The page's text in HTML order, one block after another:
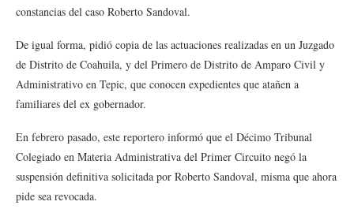
constancias del caso Roberto Sandoval.
De igual forma, pidió copia de las actuaciones realizadas en un Juzgado
de Distrito de Coahuila, y del Primero de Distrito de Amparo Civil y
Administrativo en Tepic, que conocen expedientes que atañen a
familiares del ex gobernador.
En febrero pasado, este reportero informó que el Décimo Tribunal
Colegiado en Materia Administrativa del Primer Circuito negó la
suspensión definitiva solicitada por Roberto Sandoval, misma que ahora
pide sea revocada.